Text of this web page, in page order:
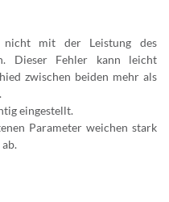
mit der Leistung des
Dieser Fehler kann leicht
zwischen beiden mehr als
eingestellt.
Parameter weichen stark